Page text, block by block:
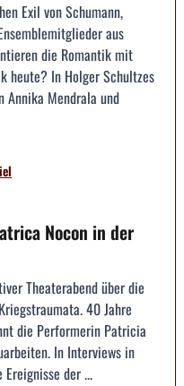
Exil von Schumann,
aus
die Romantik mit
heute? In Holger Schultzes
Annika Mendrala und
Nocon in der
Theaterabend über die
40 Jahre
die Performerin Patricia
In Interviews in
der ...